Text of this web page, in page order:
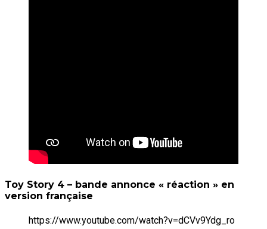
Toy Story 4 – bande annonce « réaction » en
version française
https://www.youtube.com/watch?v=dCVv9Ydg_ro